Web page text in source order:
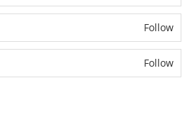
Follow
Follow